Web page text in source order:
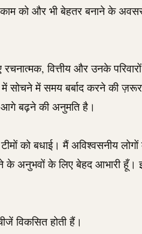
को और भी बेहतर बनाने के
वित्तीय और उनके परिवारों
में सोचने में समय बर्बाद करने की
आगे बढ़ने की अनुमति है।
को बधाई। मैं अविश्वसनीय
के अनुभवों के लिए बेहद आभारी हूँ।
विकसित होती हैं।